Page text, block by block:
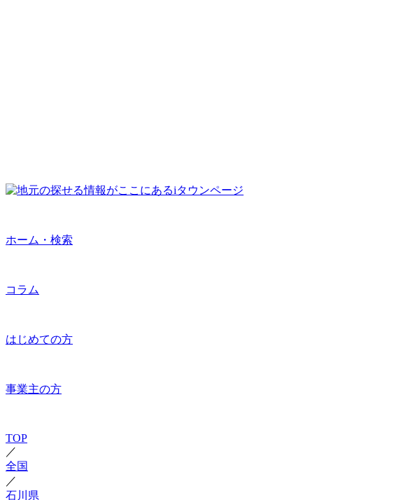
ホーム・検索
コラム
はじめての方
事業主の方
TOP
／
全国
／
石川県